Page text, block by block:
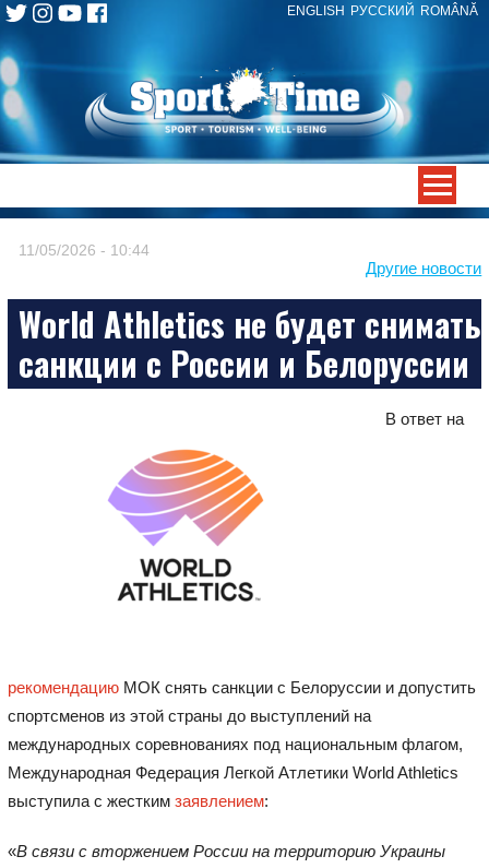
ENGLISH РУССКИЙ ROMÂNĂ
Skip
to
content
Другие новости
11/05/2026 - 10:44
World Athletics не будет снимать
санкции с России и Белоруссии
В ответ на
рекомендациюМОК снять санкции с Белоруссии и допустить
спортсменов из этой страны до выступлений на
международных соревнованиях под национальным флагом,
Международная Федерация Легкой Атлетики World Athletics
выступила с жестким заявлением:
«В связи с вторжением России на территорию Украины